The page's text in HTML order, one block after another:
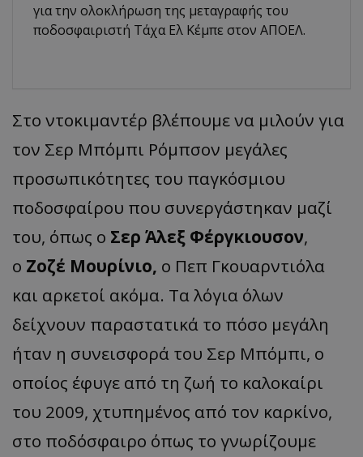
για την ολοκλήρωση της μεταγραφής του
ποδοσφαιριστή Τάχα Ελ Κέμπε στον ΑΠΟΕΛ.
Στο ντοκιμαντέρ βλέπουμε να μιλούν για
τον Σερ Μπόμπι Ρόμπσον μεγάλες
προσωπικότητες του παγκόσμιου
ποδοσφαίρου που συνεργάστηκαν μαζί
του, όπως ο Σερ Άλεξ Φέργκιουσον,
ο Ζοζέ Μουρίνιο, ο Πεπ Γκουαρντιόλα
και αρκετοί ακόμα. Τα λόγια όλων
δείχνουν παραστατικά το πόσο μεγάλη
ήταν η συνεισφορά του Σερ Μπόμπι, ο
οποίος έφυγε από τη ζωή το καλοκαίρι
του 2009, χτυπημένος από τον καρκίνο,
στο ποδόσφαιρο όπως το γνωρίζουμε